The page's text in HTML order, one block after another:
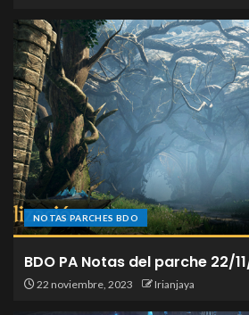
NOTAS PARCHES BDO
BDO PA Notas del parche 22/
22 noviembre, 2023 Irianjaya